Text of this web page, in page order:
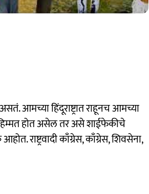
आमच्या हिंदूराष्ट्रात राहूनच आमच्या
होत असेल तर असे शाईफेकीचे
राष्ट्रवादी काँग्रेस, काँग्रेस, शिवसेना,